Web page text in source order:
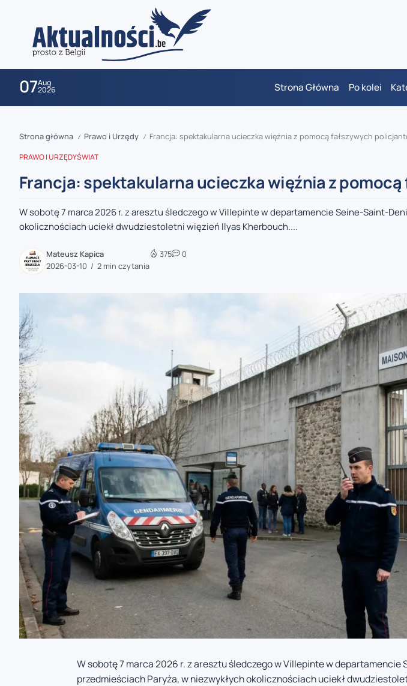
07Aug
2026 Strona Główna Po kolei
zaobserwuj nas
zaobserwuj nas
zaobserwuj nas
zaobserwuj nas
zaobserwuj nas
Strona główna / Prawo i Urzędy / Francja: spektakularna ucieczka więźnia z pomocą fałszywych
PRAWO I URZĘDYŚWIAT
Francja: spektakularna ucieczka więźnia z
W sobotę 7 marca 2026 r. z aresztu śledczego w Villepinte w departamencie Seine-Saint-
okolicznościach uciekł dwudziestoletni więzień Ilyas Kherbouch....
Mateusz Kapica
2026-03-10
2 min czytania
375 0
W sobotę 7 marca 2026 r. z aresztu śledczego w Villepinte w departamencie
przedmieściach Paryża, w niezwykłych okolicznościach uciekł